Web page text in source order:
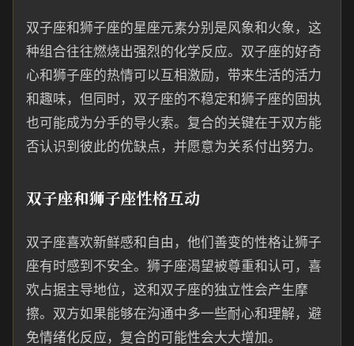
双子座和狮子座的星座元素分别是风象和火象，这
种组合往往燃烧出强烈的化学反应。双子座的好奇
心和狮子座的热情可以互相激励，带来生活的活力
和趣味，但同时，双子座的不稳定和狮子座的固执
也可能成为分手的导火索。复合的关键在于双方能
否认识到彼此的优缺点，并愿意为关系付出努力。
双子座和狮子座性格互动
双子座喜欢新鲜感和自由，他们善变的性格让狮子
座有时感到不安全。狮子座渴望被尊重和认可，喜
欢占据主导地位，这和双子座的独立性会产生摩
擦。双方如果能够在沟通中多一些耐心和理解，避
免情绪化反应，复合的可能性会大大增加。